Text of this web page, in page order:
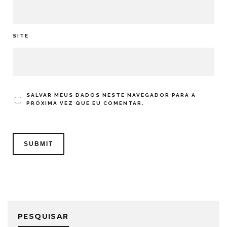
SITE
SALVAR MEUS DADOS NESTE NAVEGADOR PARA A
PRÓXIMA VEZ QUE EU COMENTAR.
PESQUISAR